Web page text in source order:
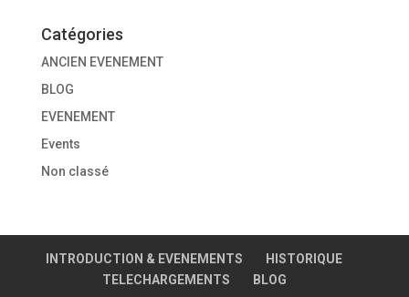
Catégories
ANCIEN EVENEMENT
BLOG
EVENEMENT
Events
Non classé
INTRODUCTION & EVENEMENTS
HISTORIQUE
TELECHARGEMENTS
BLOG